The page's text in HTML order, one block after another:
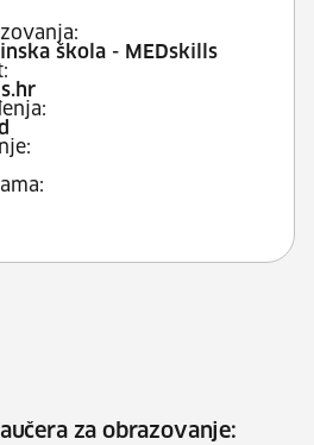
škola - MEDskills
za obrazovanje: